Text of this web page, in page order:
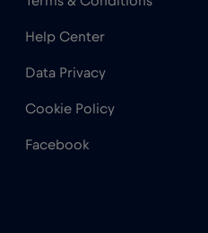
Help Center
Data Privacy
Cookie Policy
Facebook